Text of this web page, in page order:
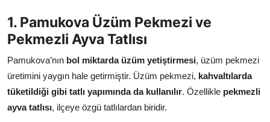
Anne & Bebek Beslenmesi
Mutfak Sırları & Teknikler
Gıda Sözlüğü & Nedir?
Yemek Tarifleri & Menüler
1. Pamukova Üzüm Pekmezi ve
Pekmezli Ayva Tatlısı
Pamukova’nın bol miktarda üzüm yetiştirmesi, üzüm pekmezi
üretimini yaygın hale getirmiştir. Üzüm pekmezi, kahvaltılarda
tüketildiği gibi tatlı yapımında da kullanılır. Özellikle pekmezli
ayva tatlısı, ilçeye özgü tatlılardan biridir.